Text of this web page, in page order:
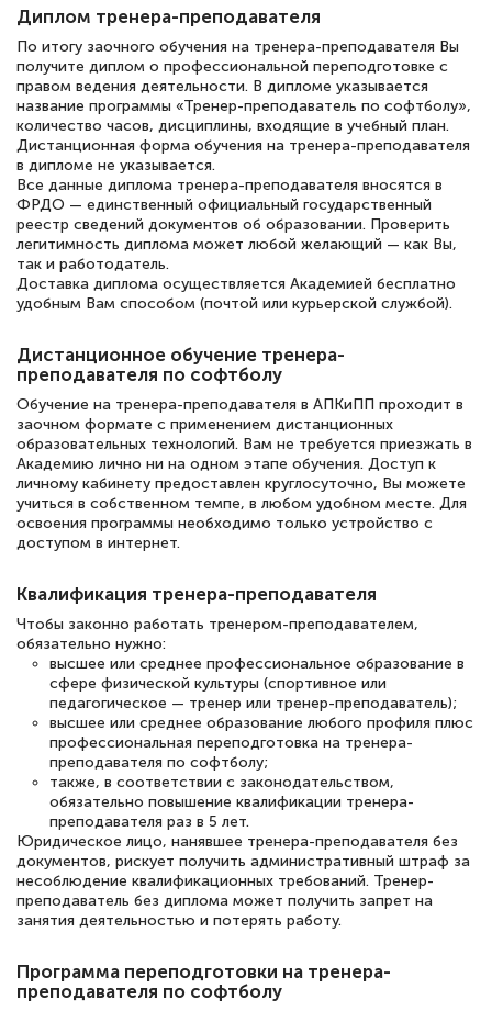
полезных материалов помогли
подготовиться к тестированию. Это
книги, методические рекомендации,
статьи. Времени на подготовку
достаточно. Курс помогает пройти
аттестацию в школе. Спасибо!
Евгения Коротких
Знаток города 2 уровня
12 марта 2026
Спасибо большое Академии! Грамотное,
вежливое сопровождение! Всё чётко и
понятно! Проходила повышение
квалификации. Ещё раз - СПАСИБО!
Елена Петрикс
Знаток города 5 уровня
11 марта 2026
Всем добрый день! Я прошла курс
повышени каалификации по
специальности «Тренер-преподаватель
по тяжелой атлетике»! Хочется
подчеркуть, что при обращении
оперативно связались со мной
специалисты, ответили на все
интересующие вопросы и в течении
Диплом тренера-преподавателя
По итогу заочного обучения на тренера-преподавателя Вы
получите диплом о профессиональной переподготовке с
правом ведения деятельности. В дипломе указывается
название программы «Тренер-преподаватель по софтболу»,
количество часов, дисциплины, входящие в учебный план.
Дистанционная форма обучения на тренера-преподавателя
в дипломе не указывается.
Все данные диплома тренера-преподавателя вносятся в
ФРДО — единственный официальный государственный
реестр сведений документов об образовании. Проверить
легитимность диплома может любой желающий — как Вы,
так и работодатель.
Доставка диплома осуществляется Академией бесплатно
удобным Вам способом (почтой или курьерской службой).
Дистанционное обучение тренера-
преподавателя по софтболу
Обучение на тренера-преподавателя в АПКиПП проходит в
заочном формате с применением дистанционных
образовательных технологий. Вам не требуется приезжать в
Академию лично ни на одном этапе обучения. Доступ к
личному кабинету предоставлен круглосуточно, Вы можете
учиться в собственном темпе, в любом удобном месте. Для
освоения программы необходимо только устройство с
доступом в интернет.
Квалификация тренера-преподавателя
Чтобы законно работать тренером-преподавателем,
обязательно нужно:
высшее или среднее профессиональное образование в
сфере физической культуры (спортивное или
педагогическое — тренер или тренер-преподаватель);
высшее или среднее образование любого профиля плюс
профессиональная переподготовка на тренера-
преподавателя по софтболу;
также, в соответствии с законодательством,
обязательно повышение квалификации тренера-
преподавателя раз в 5 лет.
Юридическое лицо, нанявшее тренера-преподавателя без
документов, рискует получить административный штраф за
несоблюдение квалификационных требований. Тренер-
преподаватель без диплома может получить запрет на
занятия деятельностью и потерять работу.
Программа переподготовки на тренера-
преподавателя по софтболу